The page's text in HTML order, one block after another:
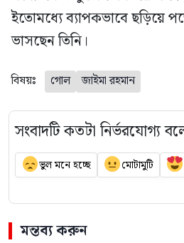
ইতোমধ্যে ব্যাপকভাবে ছড়িয়ে
ভাসছেন তিনি।
বিষয়ঃ গোল জাইমা রহমান
সংবাদটি কতটা নির্ভরযোগ্য
ভুল মনে হচ্ছে মোটামুটি
মন্তব্য করুন